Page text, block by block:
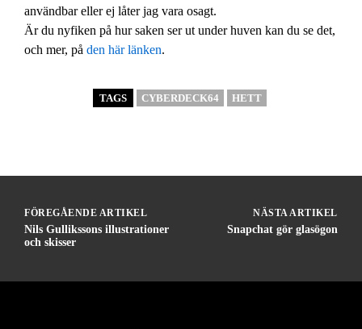
användbar eller ej låter jag vara osagt.
Är du nyfiken på hur saken ser ut under huven kan du se det,
och mer, på den här länken.
TAGS CYBERDECK64 HETT
FÖREGÅENDE ARTIKEL
Nils Gullikssons illustrationer
och skisser
NÄSTA ARTIKEL
Snapchat gör glasögon